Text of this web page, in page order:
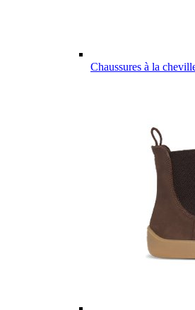
Chaussures à la